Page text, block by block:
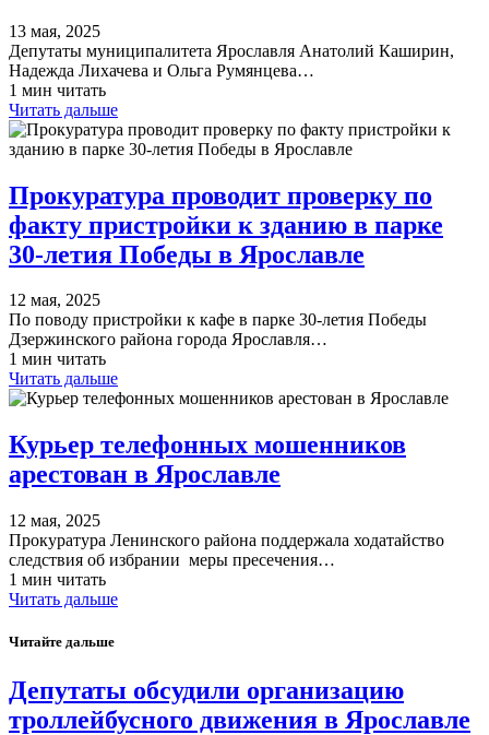
13 мая, 2025
Депутаты муниципалитета Ярославля Анатолий Каширин,
Надежда Лихачева и Ольга Румянцева…
1 мин читать
Читать дальше
Прокуратура проводит проверку по
факту пристройки к зданию в парке
30-летия Победы в Ярославле
12 мая, 2025
По поводу пристройки к кафе в парке 30-летия Победы
Дзержинского района города Ярославля…
1 мин читать
Читать дальше
Курьер телефонных мошенников
арестован в Ярославле
12 мая, 2025
Прокуратура Ленинского района поддержала ходатайство
следствия об избрании меры пресечения…
1 мин читать
Читать дальше
Читайте дальше
Депутаты обсудили организацию
троллейбусного движения в Ярославле